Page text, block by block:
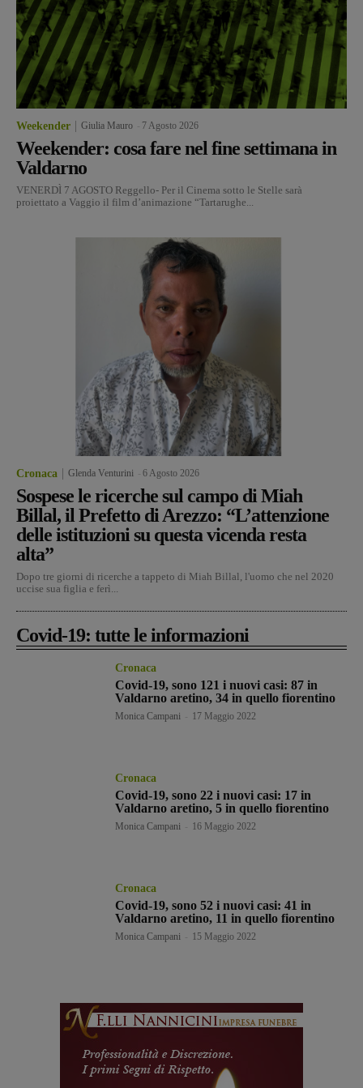
Weekender Giulia Mauro 7 Agosto 2026
Weekender: cosa fare nel fine settimana in
Valdarno
VENERDÌ 7 AGOSTO Reggello- Per il Cinema sotto le Stelle sarà
proiettato a Vaggio il film d’animazione “Tartarughe...
Cronaca Glenda Venturini 6 Agosto 2026
Sospese le ricerche sul campo di Miah
Billal, il Prefetto di Arezzo: “L’attenzione
delle istituzioni su questa vicenda resta
alta”
Dopo tre giorni di ricerche a tappeto di Miah Billal, l'uomo che nel 2020
uccise sua figlia e ferì...
Covid-19: tutte le informazioni
Cronaca
Covid-19, sono 121 i nuovi casi: 87 in
Valdarno aretino, 34 in quello fiorentino
Monica Campani 17 Maggio 2022
Cronaca
Covid-19, sono 22 i nuovi casi: 17 in
Valdarno aretino, 5 in quello fiorentino
Monica Campani 16 Maggio 2022
Cronaca
Covid-19, sono 52 i nuovi casi: 41 in
Valdarno aretino, 11 in quello fiorentino
Monica Campani 15 Maggio 2022